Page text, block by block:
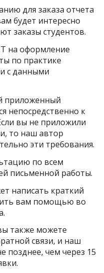
для заказа отчета
будет интересно
заказы студентов.
на оформление
по практике
с данными
приложенный
непосредственно к
вы не приложили
то наш автор
эти требования.
по всем
письменной работы.
написать краткий
вам помощью во
также можете
связи, и наш
позднее, чем через 15